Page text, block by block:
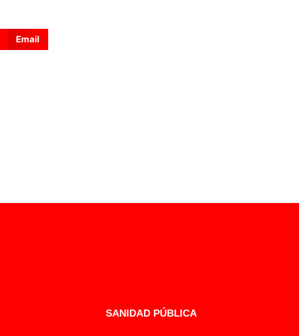
Email
SANIDAD PÚBLICA